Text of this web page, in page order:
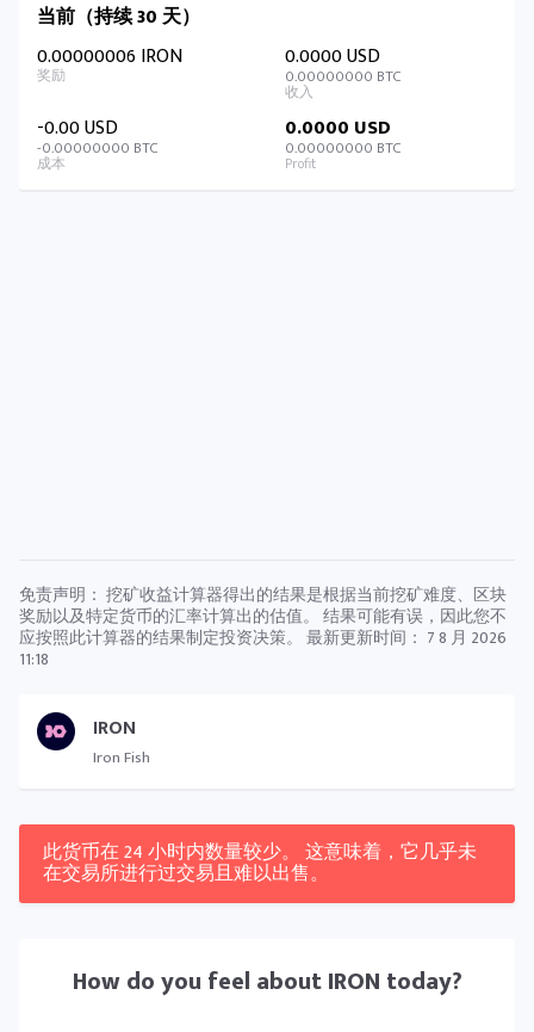
IRON
Iron Fish
此货币在 24 小时内数量较少。 这意味着，它几乎未
在交易所进行过交易且难以出售。
How do you feel aboutIRON today?
当前（持续 30 天）
0.00000006 IRON
0.0000 USD
0.00000000 BTC
-0.00 USD
-0.00000000 BTC
0.0000 USD
0.00000000 BTC
免责声明： 挖矿收益计算器得出的结果是根据当前挖矿难度、区块
奖励以及特定货币的汇率计算出的估值。 结果可能有误，因此您不
应按照此计算器的结果制定投资决策。 最新更新时间： 7 8 月 2026
11:18